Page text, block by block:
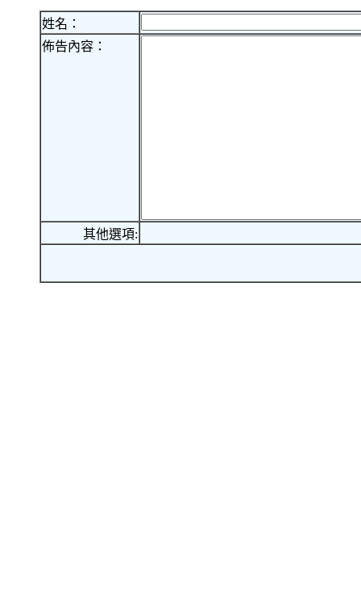
姓名：
佈告內容：
其他選項: